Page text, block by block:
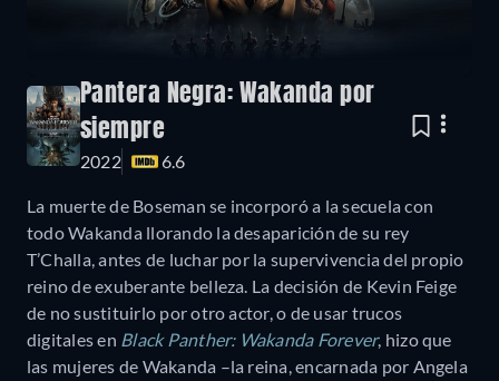
Pantera Negra: Wakanda por
siempre
2022 6.6
La muerte de Boseman se incorporó a la secuela con
todo Wakanda llorando la desaparición de su rey
T’Challa, antes de luchar por la supervivencia del propio
reino de exuberante belleza. La decisión de Kevin Feige
de no sustituirlo por otro actor, o de usar trucos
digitales en Black Panther: Wakanda Forever, hizo que
las mujeres de Wakanda –la reina, encarnada por Angela